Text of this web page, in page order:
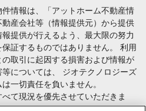
情報は、「アットホーム不動産情
産会社等（情報提供元）から提供
提供が行えるよう、最大限の努力
証するものではありません。 利用
取引に起因する損害および情報が
については、 ジオテクノロジーズ
一切責任を負いません。
て現況を優先させていただきま